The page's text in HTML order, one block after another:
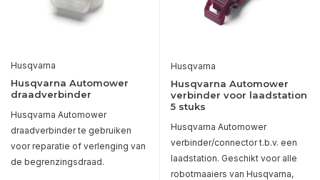
Husqvarna
Husqvarna Automower
draadverbinder
Husqvarna Automower
draadverbinder te gebruiken
voor reparatie of verlenging van
de begrenzingsdraad.
Husqvarna
Husqvarna Automower
verbinder voor laadstation
5 stuks
Husqvarna Automower
verbinder/connector t.b.v. een
laadstation. Geschikt voor alle
robotmaaiers van Husqvarna,